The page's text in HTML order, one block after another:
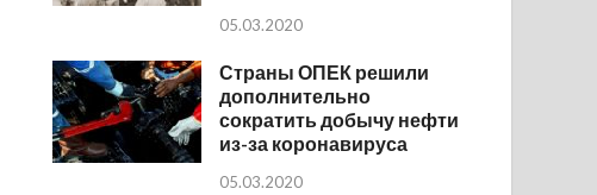
05.03.2020
Страны ОПЕК решили
дополнительно
сократить добычу нефти
из-за коронавируса
05.03.2020